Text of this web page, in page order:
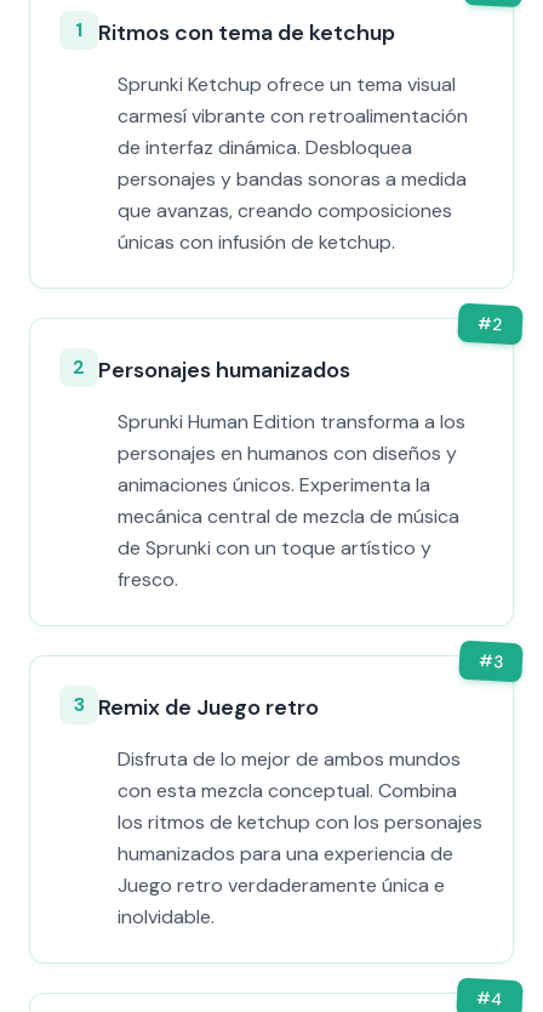
1 Ritmos con tema de ketchup
Sprunki Ketchup ofrece un tema visual
carmesí vibrante con retroalimentación
de interfaz dinámica. Desbloquea
personajes y bandas sonoras a medida
que avanzas, creando composiciones
únicas con infusión de ketchup.
#2
2 Personajes humanizados
Sprunki Human Edition transforma a los
personajes en humanos con diseños y
animaciones únicos. Experimenta la
mecánica central de mezcla de música
de Sprunki con un toque artístico y
fresco.
#3
3 Remix de Juego retro
Disfruta de lo mejor de ambos mundos
con esta mezcla conceptual. Combina
los ritmos de ketchup con los personajes
humanizados para una experiencia de
Juego retro verdaderamente única e
inolvidable.
#4